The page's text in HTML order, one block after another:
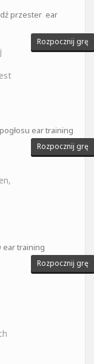
przester ear
Rozpocznij grę
ear training
Rozpocznij grę
ear training
Rozpocznij grę